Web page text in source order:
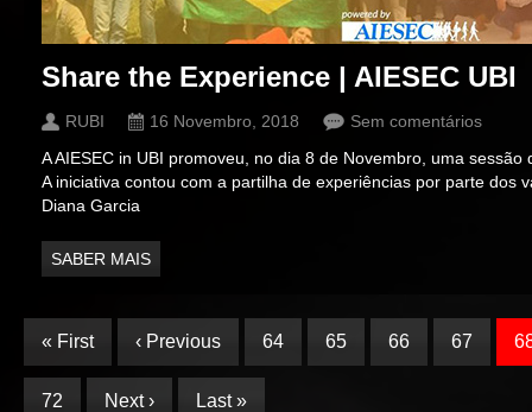
Share the Experience | AIESEC UBI
RUBI 16 Novembro, 2018
Sem comentários
A AIESEC in UBI promoveu, no dia 8 de Novembro, uma
A iniciativa contou com a partilha de experiências por parte dos
Diana Garcia
SABER MAIS
« First ‹ Previous 64 65 66 67
72 Next › Last »